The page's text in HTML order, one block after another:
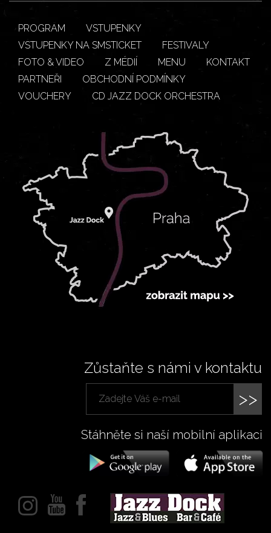
PROGRAM
VSTUPENKY
VSTUPENKY NA SMSTICKET
FESTIVALY
FOTO & VIDEO
Z MÉDIÍ MENU
KONTAKT
PARTNEŘI
OBCHODNÍ PODMÍNKY
VOUCHERY
CD JAZZ DOCK ORCHESTRA
Zůstaňte s námi v kontaktu
>>
Stáhněte si naší mobilní aplikaci